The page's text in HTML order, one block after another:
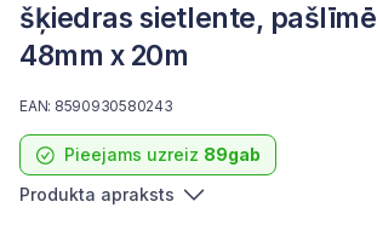
šķiedras sietlente,
48mm x 20m
Pieejams uzreiz 89gab
EAN: 8590930580243
Produkta apraksts